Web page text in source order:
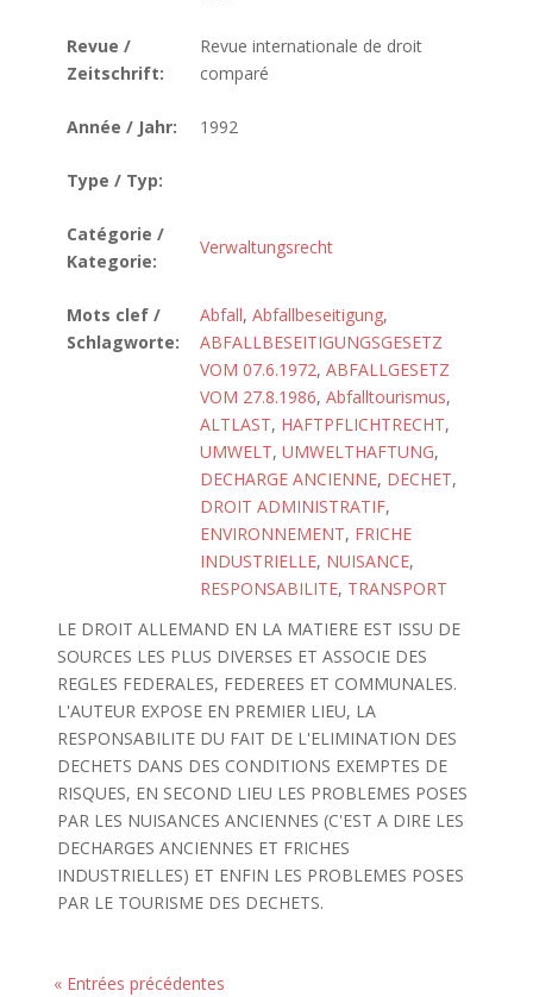
Revue /
Zeitschrift:
Revue internationale de droit
comparé
Année / Jahr: 1992
Type / Typ:
Catégorie /
Kategorie:
Verwaltungsrecht
Mots clef /
Schlagworte:
Abfall, Abfallbeseitigung,
ABFALLBESEITIGUNGSGESETZ
VOM 07.6.1972, ABFALLGESETZ
VOM 27.8.1986, Abfalltourismus,
ALTLAST, HAFTPFLICHTRECHT,
UMWELT, UMWELTHAFTUNG,
DECHARGE ANCIENNE, DECHET,
DROIT ADMINISTRATIF,
ENVIRONNEMENT, FRICHE
INDUSTRIELLE, NUISANCE,
RESPONSABILITE, TRANSPORT
LE DROIT ALLEMAND EN LA MATIERE EST ISSU DE
SOURCES LES PLUS DIVERSES ET ASSOCIE DES
REGLES FEDERALES, FEDEREES ET COMMUNALES.
L'AUTEUR EXPOSE EN PREMIER LIEU, LA
RESPONSABILITE DU FAIT DE L'ELIMINATION DES
DECHETS DANS DES CONDITIONS EXEMPTES DE
RISQUES, EN SECOND LIEU LES PROBLEMES POSES
PAR LES NUISANCES ANCIENNES (C'EST A DIRE LES
DECHARGES ANCIENNES ET FRICHES
INDUSTRIELLES) ET ENFIN LES PROBLEMES POSES
PAR LE TOURISME DES DECHETS.
« Entrées précédentes